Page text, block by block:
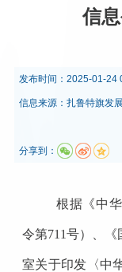
信
发布时间： 2025-01-24
信息来源： 扎鲁特旗发
分享到：
根据《中
令第711号）、
室关于印发〈中